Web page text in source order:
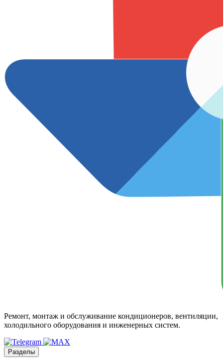
Ремонт, монтаж и обслуживание кондиционеров, вентиляции,
холодильного оборудования и инженерных систем.
Разделы